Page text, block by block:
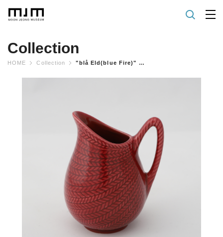
Collection
HOME Collection "blå Eld(blue Fire)" Range _red Version Creamer